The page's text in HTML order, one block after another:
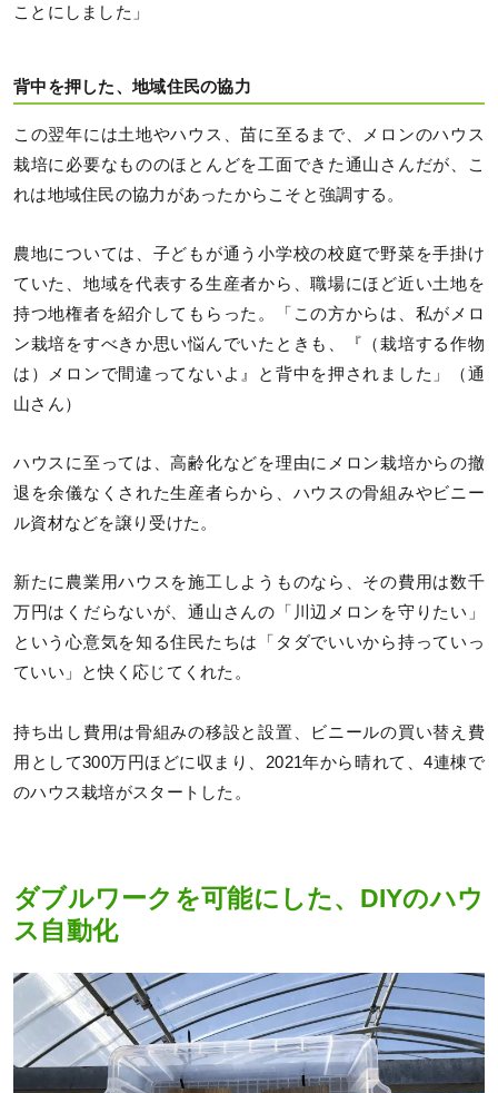
ことにしました」
背中を押した、地域住民の協力
この翌年には土地やハウス、苗に至るまで、メロンのハウス
栽培に必要なもののほとんどを工面できた通山さんだが、こ
れは地域住民の協力があったからこそと強調する。
農地については、子どもが通う小学校の校庭で野菜を手掛け
ていた、地域を代表する生産者から、職場にほど近い土地を
持つ地権者を紹介してもらった。「この方からは、私がメロ
ン栽培をすべきか思い悩んでいたときも、『（栽培する作物
は）メロンで間違ってないよ』と背中を押されました」（通
山さん）
ハウスに至っては、高齢化などを理由にメロン栽培からの撤
退を余儀なくされた生産者らから、ハウスの骨組みやビニー
ル資材などを譲り受けた。
新たに農業用ハウスを施工しようものなら、その費用は数千
万円はくだらないが、通山さんの「川辺メロンを守りたい」
という心意気を知る住民たちは「タダでいいから持っていっ
ていい」と快く応じてくれた。
持ち出し費用は骨組みの移設と設置、ビニールの買い替え費
用として300万円ほどに収まり、2021年から晴れて、4連棟で
のハウス栽培がスタートした。
ダブルワークを可能にした、DIYのハウ
ス自動化